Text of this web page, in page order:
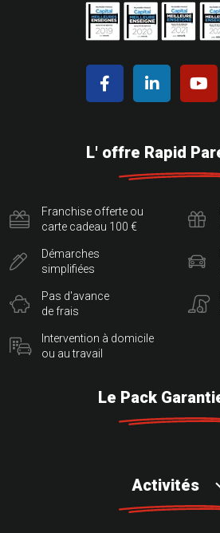
L' offre Rapid
Franchise offerte ou
carte cadeau 100 €
Démarches
simplifiées
Pas d'avance
de frais
Intervention à domicile
ou au travail
Le Pack
Activités